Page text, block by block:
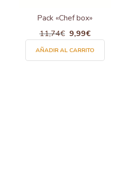
Pack «Chef box»
11,74€ El
original
9,99€El
precio
actual
AÑADIR AL CARRITO